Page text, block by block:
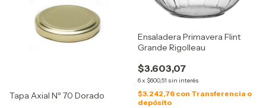
Tapa Axial Nº 70 Dorado
Ensaladera Primavera Flint
Grande Rigolleau
$3.603,07
6x $600,51 sin interés
$3.242,76 con Transferencia o
depósito